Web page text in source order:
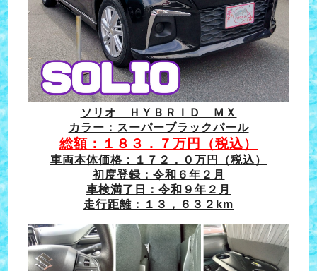
ソリオ ＨＹＢＲＩＤ ＭＸ
カラー：スーパーブラックパール
総額：１８３．７万円（税込）
車両本体価格：１７２．０万円（税込）
初度登録：令和６年２月
車検満了日：令和９年２月
走行距離：１３，６３２km